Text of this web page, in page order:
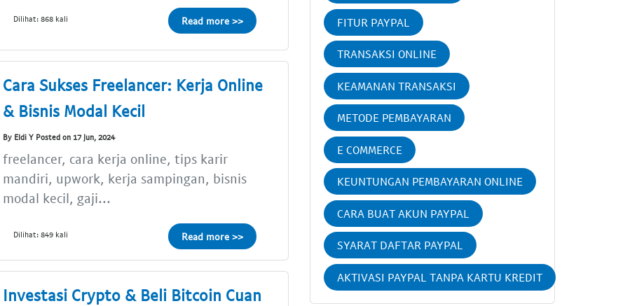
Dilihat: 868 kali Read more >>
Cara Sukses Freelancer: Kerja Online
& Bisnis Modal Kecil
By Eldi Y Posted on 17 Jun, 2024
freelancer, cara kerja online, tips karir
mandiri, upwork, kerja sampingan, bisnis
modal kecil, gaji...
Dilihat: 849 kali Read more >>
Investasi Crypto & Beli Bitcoin Cuan
FITUR PAYPAL
TRANSAKSI ONLINE
KEAMANAN TRANSAKSI
METODE PEMBAYARAN
E COMMERCE
KEUNTUNGAN PEMBAYARAN ONLINE
CARA BUAT AKUN PAYPAL
SYARAT DAFTAR PAYPAL
AKTIVASI PAYPAL TANPA KARTU KREDIT